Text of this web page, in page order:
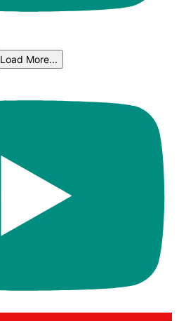
Load More...